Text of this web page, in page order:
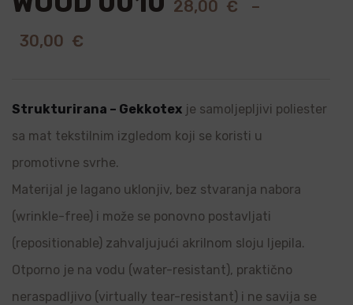
28,00 €
–
30,00 €
Strukturirana – Gekkotex je samoljepljivi poliester
sa mat tekstilnim izgledom koji se koristi u
promotivne svrhe.
Materijal je lagano uklonjiv, bez stvaranja nabora
(wrinkle-free) i može se ponovno postavljati
(repositionable) zahvaljujući akrilnom sloju ljepila.
Otporno je na vodu (water-resistant), praktično
neraspadljivo (virtually tear-resistant) i ne savija se